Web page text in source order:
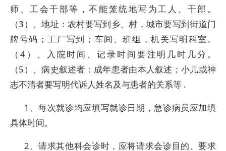
师、工会干部等，不能笼统地写为工人、干部。
（3）、地址：农村要写到乡、村，城市要写到街道门
牌号码；工厂写到；车间、班组，机关写明科室。
（4）、入院时间、记录时间要注明几时几分。
（5）、病史叙述者：成年患者由本人叙述；小儿或神
志不清者要写明代诉人姓名及与患者的关系等 .
1、每次就诊均应填写就诊日期，急诊病员应加填
具体时间。
2、请求其他科会诊时，应将请求会诊目的、要求